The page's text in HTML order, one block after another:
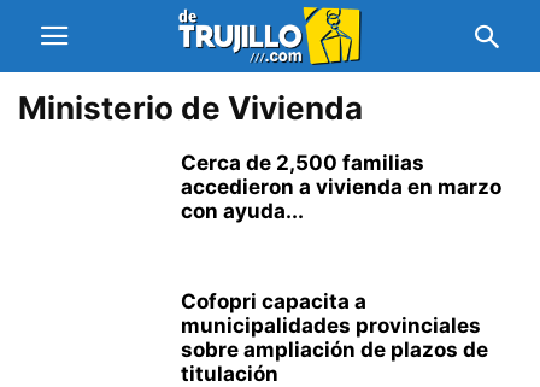
Ministerio de Vivienda
Cerca de 2,500 familias
accedieron a vivienda en marzo
con ayuda...
Cofopri capacita a
municipalidades provinciales
sobre ampliación de plazos de
titulación